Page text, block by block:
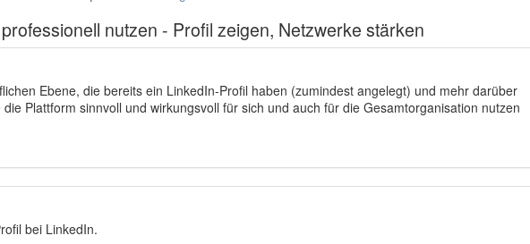
nutzen - Profil zeigen, Netzwerke stärken
Ebene, die bereits ein LinkedIn-Profil haben (zumindest angelegt) und mehr darüber
Plattform sinnvoll und wirkungsvoll für sich und auch für die Gesamtorganisation nutzen
bei LinkedIn.